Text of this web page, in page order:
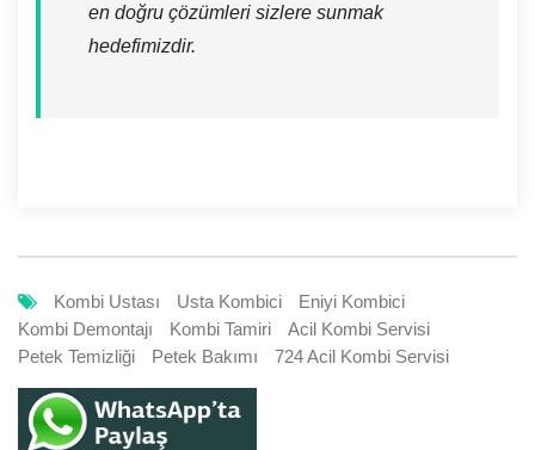
en doğru çözümleri sizlere sunmak
hedefimizdir.
Kombi Ustası Usta Kombici
Eniyi Kombici
Kombi Demontajı
Kombi Tamiri
Acil Kombi Servisi
Petek Temizliği
Petek Bakımı 724 Acil Kombi Servisi